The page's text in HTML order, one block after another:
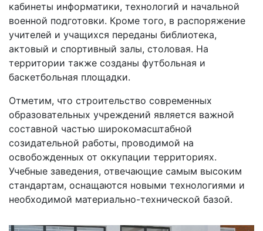
кабинеты информатики, технологий и начальной
военной подготовки. Кроме того, в распоряжение
учителей и учащихся переданы библиотека,
актовый и спортивный залы, столовая. На
территории также созданы футбольная и
баскетбольная площадки.
Отметим, что строительство современных
образовательных учреждений является важной
составной частью широкомасштабной
созидательной работы, проводимой на
освобожденных от оккупации территориях.
Учебные заведения, отвечающие самым высоким
стандартам, оснащаются новыми технологиями и
необходимой материально-технической базой.